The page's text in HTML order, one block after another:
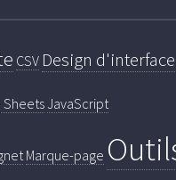
CSV Design d'interface
SheetsJavaScript
Marque-page